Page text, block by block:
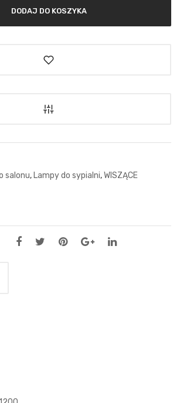
DODAJ DO KOSZYKA
salonu, Lampy do sypialni,WISZĄCE